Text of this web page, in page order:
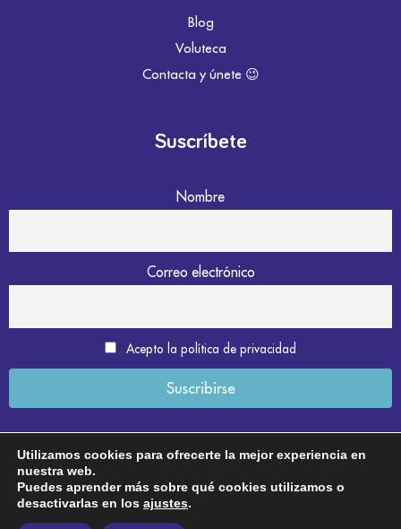
Blog
Voluteca
Contacta y únete 😉
Suscríbete
Nombre
Correo electrónico
Acepto la política de privacidad
Aviso legal
Política de privacidad
Utilizamos cookies para ofrecerte la mejor experiencia en
nuestra web.
Puedes aprender más sobre qué cookies utilizamos o
desactivarlas en los ajustes.